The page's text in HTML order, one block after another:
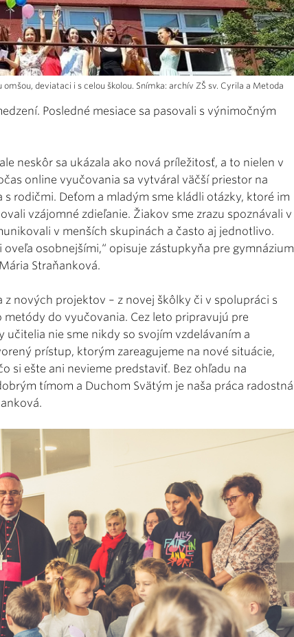
deviataci i s celou školou. Snímka: archív ZŠ sv. Cyrila a Metoda
Posledné mesiace sa pasovali s výnimočným
neskôr sa ukázala ako nová príležitosť, a to nielen v
online vyučovania sa vytváral väčší priestor na
rodičmi. Deťom a mladým sme kládli otázky, ktoré im
vzájomné zdieľanie. Žiakov sme zrazu spoznávali v
v menších skupinách a často aj jednotlivo.
osobnejšími,“ opisuje zástupkyňa pre gymnázium
Straňanková.
nových projektov – z novej škôlky či v spolupráci s
do vyučovania. Cez leto pripravujú pre
nie sme nikdy so svojím vzdelávaním a
prístup, ktorým zareagujeme na nové situácie,
si ešte ani nevieme predstaviť. Bez ohľadu na
tímom a Duchom Svätým je naša práca radostná